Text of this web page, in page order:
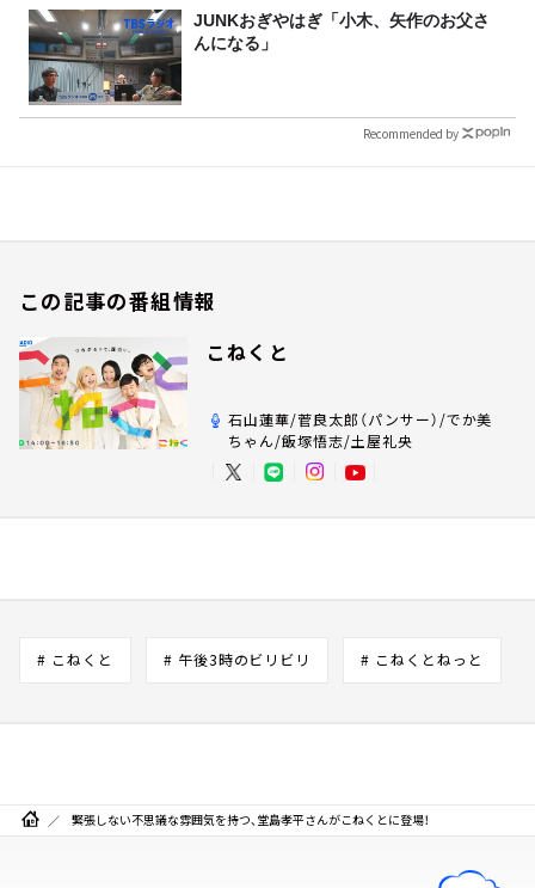
JUNKおぎやはぎ「小木、矢作のお父さ
んになる」
Recommended by
この記事の番組情報
こねくと
石山蓮華/菅良太郎（パンサー）/でか美
ちゃん/飯塚悟志/土屋礼央
# こねくと # 午後3時のビリビリ # こねくとねっと
緊張しない不思議な雰囲気を持つ、堂島孝平さんがこねくとに登場！